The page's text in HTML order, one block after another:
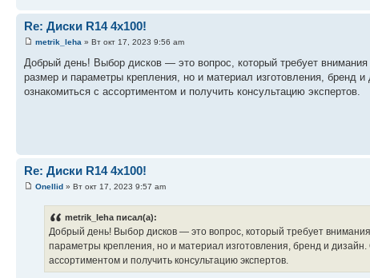
Re: Диски R14 4x100!
metrik_leha » Вт окт 17, 2023 9:56 am
Добрый день! Выбор дисков — это вопрос, который требует
размер и параметры крепления, но и материал изготовления, бренд
ознакомиться с ассортиментом и получить консультацию экспертов.
Re: Диски R14 4x100!
Onellid » Вт окт 17, 2023 9:57 am
metrik_leha писал(а):
Добрый день! Выбор дисков — это вопрос, который требует
параметры крепления, но и материал изготовления, бренд и
ассортиментом и получить консультацию экспертов.